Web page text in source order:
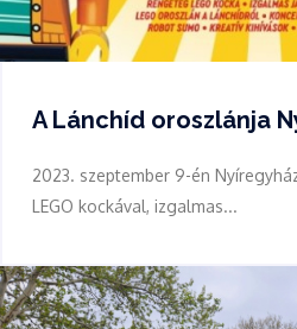
A Lánchíd oroszlánja
2023. szeptember 9-én
LEGO kockával, izgalmas...